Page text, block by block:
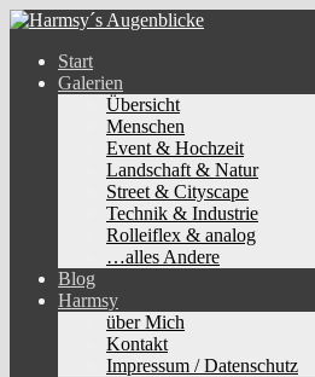
Zum
springenStart
Galerien
Übersicht
Menschen
Event & Hochzeit
Landschaft & Natur
Street & Cityscape
Technik & Industrie
Rolleiflex & analog
…alles Andere
Blog
Harmsy
über Mich
Kontakt
Impressum / Datenschutz